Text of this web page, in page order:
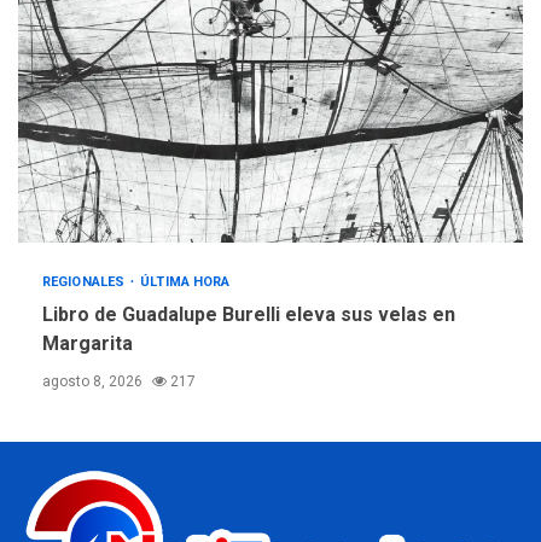
REGIONALES ÚLTIMA HORA
Libro de Guadalupe Burelli eleva sus velas en
Margarita
agosto 8, 2026 217